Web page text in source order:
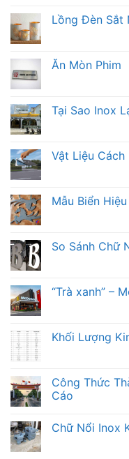
Lồng Đèn Sắt
Ăn Mòn Phim
Tại Sao Inox
Vật Liệu
Mẫu Biển
So Sánh Chữ
“Trà xanh” –
Khối Lượng
Công Thức
Cáo
Chữ Nổi Inox